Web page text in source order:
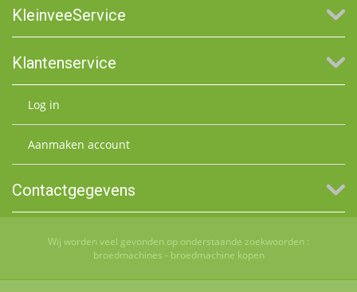
KleinveeService
Klantenservice
Log in
Aanmaken account
Contactgegevens
Wij worden veel gevonden op onderstaande zoekwoorden :
broedmachines - broedmachine kopen